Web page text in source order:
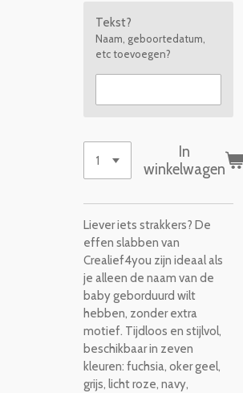
Tekst?
Naam, geboortedatum,
etc toevoegen?
In
winkelwagen
Liever iets strakkers? De
effen slabben van
Crealief4you zijn ideaal als
je alleen de naam van de
baby geborduurd wilt
hebben, zonder extra
motief. Tijdloos en stijlvol,
beschikbaar in zeven
kleuren: fuchsia, oker geel,
grijs, licht roze, navy,